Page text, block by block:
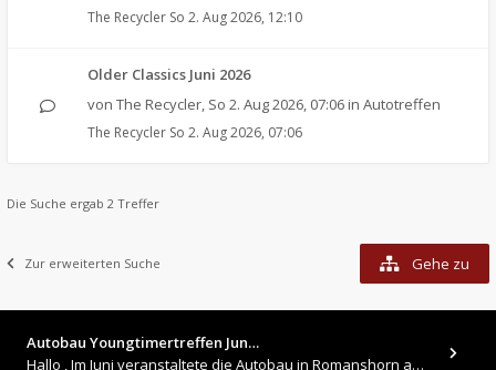
The Recycler So 2. Aug 2026, 12:10
Older Classics Juni 2026
von The Recycler, So 2. Aug 2026, 07:06 in Autotreffen
The Recycler So 2. Aug 2026, 07:06
Die Suche ergab 2 Treffer
Zur erweiterten Suche Gehe zu
Autobau Youngtimertreffen Jun…
Hallo , Im Juni veranstaltete die Autobau in Romanshorn auf ihrem Gelände ein kleines Youngtimertreffen : https://up.